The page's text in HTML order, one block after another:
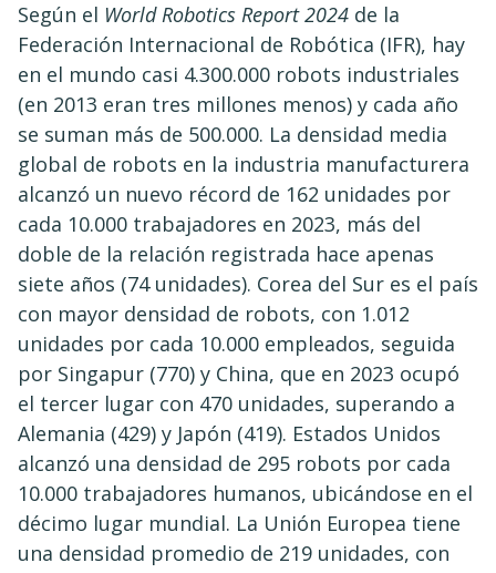
Según el World Robotics Report 2024 de la
Federación Internacional de Robótica (IFR), hay
en el mundo casi 4.300.000 robots industriales
(en 2013 eran tres millones menos) y cada año
se suman más de 500.000. La densidad media
global de robots en la industria manufacturera
alcanzó un nuevo récord de 162 unidades por
cada 10.000 trabajadores en 2023, más del
doble de la relación registrada hace apenas
siete años (74 unidades). Corea del Sur es el país
con mayor densidad de robots, con 1.012
unidades por cada 10.000 empleados, seguida
por Singapur (770) y China, que en 2023 ocupó
el tercer lugar con 470 unidades, superando a
Alemania (429) y Japón (419). Estados Unidos
alcanzó una densidad de 295 robots por cada
10.000 trabajadores humanos, ubicándose en el
décimo lugar mundial. La Unión Europea tiene
una densidad promedio de 219 unidades, con